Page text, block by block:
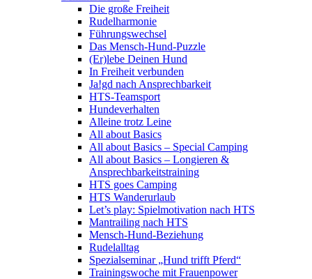
Die große Freiheit
Rudelharmonie
Führungswechsel
Das Mensch-Hund-Puzzle
(Er)lebe Deinen Hund
In Freiheit verbunden
Ja!gd nach Ansprechbarkeit
HTS-Teamsport
Hundeverhalten
Alleine trotz Leine
All about Basics
All about Basics – Special Camping
All about Basics – Longieren &
Ansprechbarkeitstraining
HTS goes Camping
HTS Wanderurlaub
Let’s play: Spielmotivation nach HTS
Mantrailing nach HTS
Mensch-Hund-Beziehung
Rudelalltag
Spezialseminar „Hund trifft Pferd“
Trainingswoche mit Frauenpower